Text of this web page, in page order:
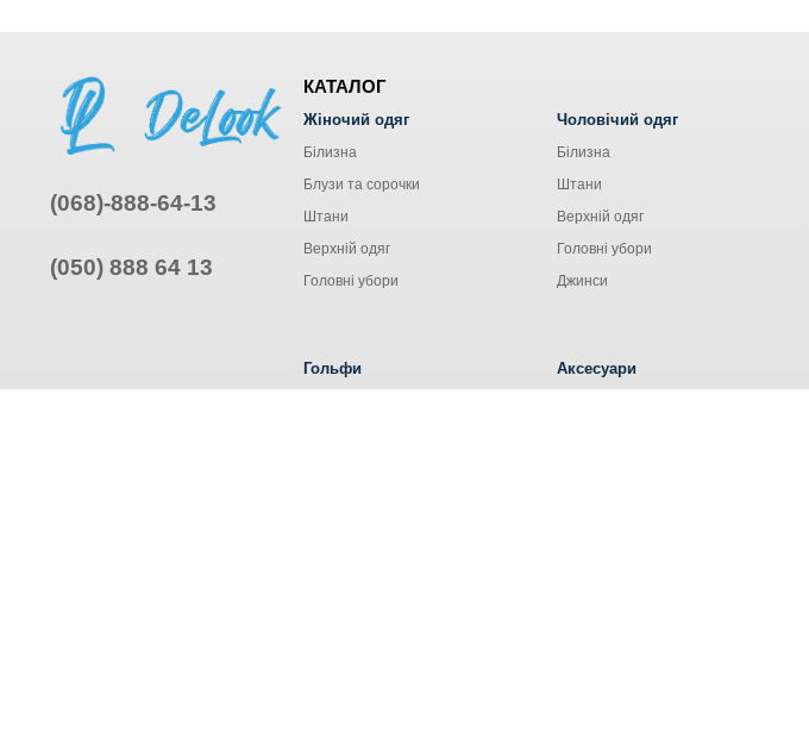
(068)-888-64-13
(050) 888 64 13
КАТАЛОГ
Жіночий одяг
Білизна
Блузи та сорочки
Штани
Верхній одяг
Головні убори
Чоловічий одяг
Білизна
Штани
Верхній одяг
Головні убори
Джинси
Гольфи Аксесуари